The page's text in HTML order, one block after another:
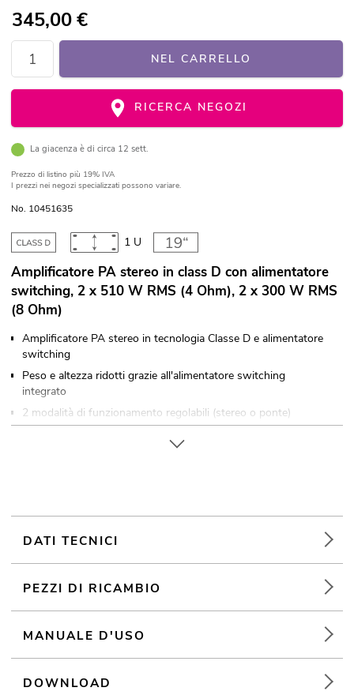
345,00€
NEL CARRELLO
RICERCA NEGOZI
La giacenza è di circa 12 sett.
Prezzo di listino più 19% IVA
I prezzi nei negozi specializzati possono variare.
No. 10451635
1 U
Amplificatore PA stereo in class D con alimentatore
switching, 2 x 510 W RMS (4 Ohm), 2 x 300 W RMS
(8 Ohm)
Amplificatore PA stereo in tecnologia Classe D e alimentatore
switching
Peso e altezza ridotti grazie all'alimentatore switching
integrato
2 modalità di funzionamento regolabili (stereo o ponte)
danza; installazione; Uso mobile; DJ mobili/Intrattenitori solisti;
DATI TECNICI
PEZZI DI RICAMBIO
MANUALE D'USO
DOWNLOAD